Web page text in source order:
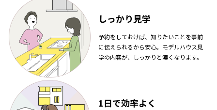
しっかり見学
予約をしておけば、知りたいことを事前
に伝えられるから安心。モデルハウス見
学の内容が、しっかりと濃くなります。
1日で効率よく